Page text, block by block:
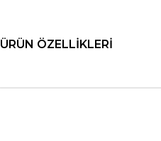
ÜRÜN ÖZELLIKLERI